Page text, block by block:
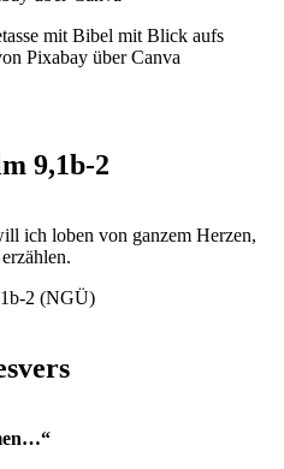
9,1b-2
ich loben von ganzem Herzen,
2 (NGÜ)